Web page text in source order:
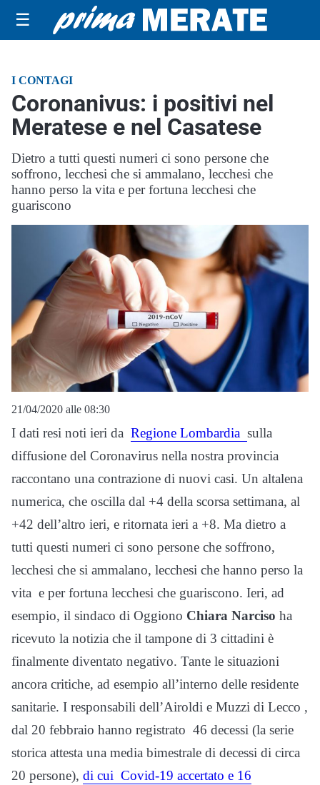
☰
I CONTAGI
Coronanivus: i positivi nel
Meratese e nel Casatese
Dietro a tutti questi numeri ci sono persone che
soffrono, lecchesi che si ammalano, lecchesi che
hanno perso la vita e per fortuna lecchesi che
guariscono
21/04/2020 alle 08:30
I dati resi noti ieri da Regione Lombardia sulla
diffusione del Coronavirus nella nostra provincia
raccontano una contrazione di nuovi casi. Un altalena
numerica, che oscilla dal +4 della scorsa settimana, al
+42 dell’altro ieri, e ritornata ieri a +8. Ma dietro a
tutti questi numeri ci sono persone che soffrono,
lecchesi che si ammalano, lecchesi che hanno perso la
vita e per fortuna lecchesi che guariscono. Ieri, ad
esempio, il sindaco di Oggiono Chiara Narciso ha
ricevuto la notizia che il tampone di 3 cittadini è
finalmente diventato negativo. Tante le situazioni
ancora critiche, ad esempio all’interno delle residente
sanitarie. I responsabili dell’Airoldi e Muzzi di Lecco ,
dal 20 febbraio hanno registrato 46 decessi (la serie
storica attesta una media bimestrale di decessi di circa
20 persone), di cui Covid-19 accertato e 16